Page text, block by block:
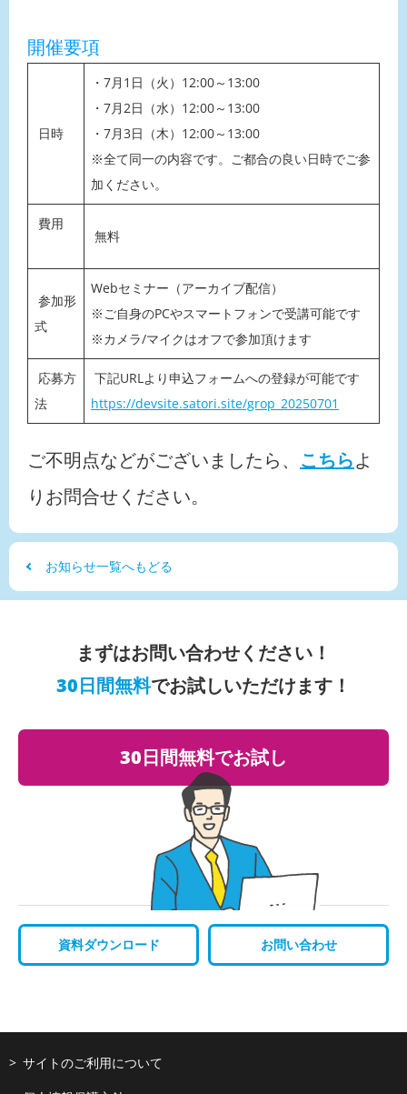
開催要項
日時
・7月1日（火）12:00～13:00
・7月2日（水）12:00～13:00
・7月3日（木）12:00～13:00
※全て同一の内容です。ご都合の良い日時でご参
加ください。
費用
無料
参加形
式
Webセミナー（アーカイブ配信）
※ご自身のPCやスマートフォンで受講可能です
※カメラ/マイクはオフで参加頂けます
応募方
法
下記URLより申込フォームへの登録が可能です
https://devsite.satori.site/grop_20250701
ご不明点などがございましたら、 こちらよ
りお問合せください。
お知らせ一覧へもどる
まずはお問い合わせください！
30日間無料でお試しいただけます！
30日間無料でお試し
資料ダウンロード お問い合わせ
サイトのご利用について